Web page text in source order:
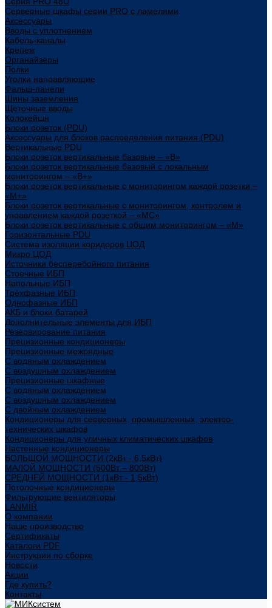
Серверные шкафы серии PRO с ламелями
Аксессуары
Вводы с уплотнением
Кабель-каналы
Крепеж
Органайзеры
Полки
Уголки направляющие
Фальш-панели
Шины заземления
Щеточные вводы
Колокейшн
Блоки розеток (PDU)
Аксессуары для блоков распределения питания (PDU)
Вертикальные PDU
Блоки розеток вертикальные базовые – «В»
Блоки розеток вертикальные базовый с локальным
мониторингом – «В+»
Блоки розеток вертикальные с мониторингом каждой розетки –
«М+»
Блоки розеток вертикальные с мониторингом, контролем и
управлением каждой розеткой – «МС»
Блоки розеток вертикальные с общим мониторингом – «М»
Горизонтальные PDU
Система изоляции коридоров ЦОД
Микро ЦОД
Источники бесперебойного питания
Стоечные ИБП
Напольные ИБП
Трёхфазные ИБП
Однофазные ИБП
АКБ и блоки батарей
Дополнительные элементы для ИБП
Резервирование питания
Прецизионные кондиционеры
Прецизионные межрядные
С водяным охлаждением
С воздушным охлаждением
Прецизионные шкафные
С водяным охлаждением
С воздушным охлаждением
С двойным охлаждением
Кондиционеры для серверных, промышленных, электро-
технических шкафов
Кондиционеры для уличных климатических шкафов
Настенные кондиционеры
БОЛЬШОЙ МОЩНОСТИ (2кВт - 6,5кВт)
МАЛОЙ МОЩНОСТИ (500Вт – 800Вт)
СРЕДНЕЙ МОЩНОСТИ (1кВт - 1,5кВт)
Потолочные кондиционеры
Фильтрующие вентиляторы
LANMIR
О компании
Наше производство
Сертификаты
Каталоги PDF
Инструкции по сборке
Новости
Акции
Где купить?
Контакты